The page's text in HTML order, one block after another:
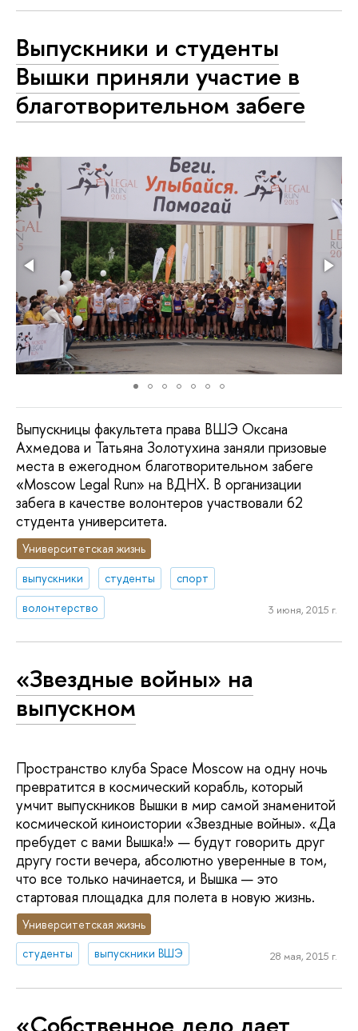
Выпускники и студенты
Вышки приняли участие в
благотворительном забеге
Выпускницы факультета права ВШЭ Оксана
Ахмедова и Татьяна Золотухина заняли призовые
места в ежегодном благотворительном забеге
«Moscow Legal Run» на ВДНХ. В организации
забега в качестве волонтеров участвовали 62
студента университета.
Университетская жизнь
выпускники
студенты
спорт
волонтерство
3 июня, 2015 г.
«Звездные войны» на
выпускном
Пространство клуба Space Moscow на одну ночь
превратится в космический корабль, который
умчит выпускников Вышки в мир самой знаменитой
космической киноистории «Звездные войны». «Да
пребудет с вами Вышка!» — будут говорить друг
другу гости вечера, абсолютно уверенные в том,
что все только начинается, и Вышка — это
стартовая площадка для полета в новую жизнь.
Университетская жизнь
студенты
выпускники ВШЭ 28 мая, 2015 г.